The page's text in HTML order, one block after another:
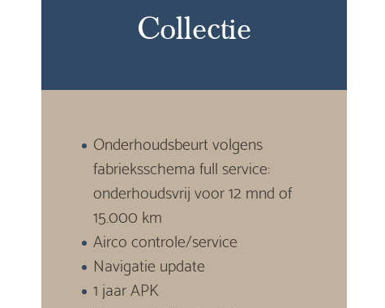
Collectie
Onderhoudsbeurt volgens
fabrieksschema full service:
onderhoudsvrij voor 12 mnd of
15.000 km
Airco controle/service
Navigatie update
1 jaar APK